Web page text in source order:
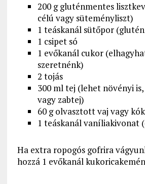
200 g gluténmentes
célú vagy süteményliszt)
1 teáskanál sütőpor
1 csipet só
1 evőkanál cukor
szeretnénk)
2 tojás
300 ml tej (lehet növényi
vagy zabtej)
60 g olvasztott vaj vagy
1 teáskanál vaníliakivonat
Ha extra ropogós gofrira
hozzá 1 evőkanál